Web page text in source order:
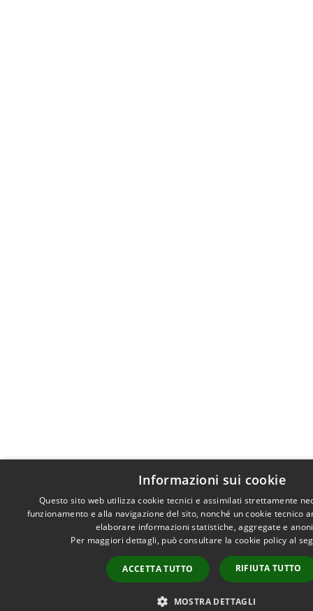
Informazioni sui cookie
Questo sito web utilizza cookie tecnici e assimilati strettamente
funzionamento e alla navigazione del sito, nonché un cookie tecnico
elaborare informazioni statistiche, aggregate e
Per maggiori dettagli, può consultare la cookie policy al
ACCETTA TUTTO RIFIUTA TUTTO
MOSTRA DETTAGLI